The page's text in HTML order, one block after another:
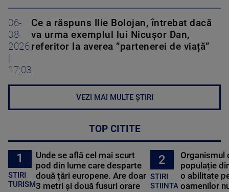
06-
08-
2026
17:03
Ce a răspuns Ilie Bolojan, întrebat dacă
va urma exemplul lui Nicușor Dan,
referitor la averea ”partenerei de viață”
VEZI MAI MULTE ȘTIRI
TOP CITITE
1
STIRI
TURISM
Unde se află cel mai scurt
pod din lume care desparte
două țări europene. Are doar
3 metri și două fusuri orare
2
STIRI
STIINTA
Organismul
populație
o abilitate
oamenilor